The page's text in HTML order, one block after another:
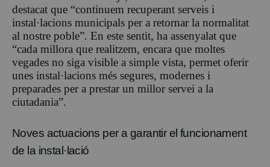
destacat que “continuem recuperant serveis i
instal·lacions municipals per a retornar la normalitat
al nostre poble”. En este sentit, ha assenyalat que
“cada millora que realitzem, encara que moltes
vegades no siga visible a simple vista, permet oferir
unes instal·lacions més segures, modernes i
preparades per a prestar un millor servei a la
ciutadania”.
Noves actuacions per a garantir el funcionament
de la instal·lació